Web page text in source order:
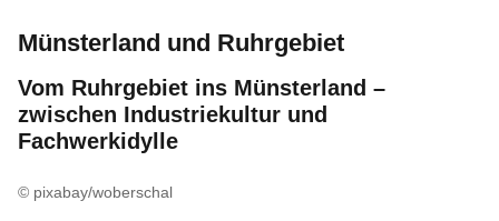
Münsterland und Ruhrgebiet
Vom Ruhrgebiet ins Münsterland –
zwischen Industriekultur und
Fachwerkidylle
© pixabay/woberschal